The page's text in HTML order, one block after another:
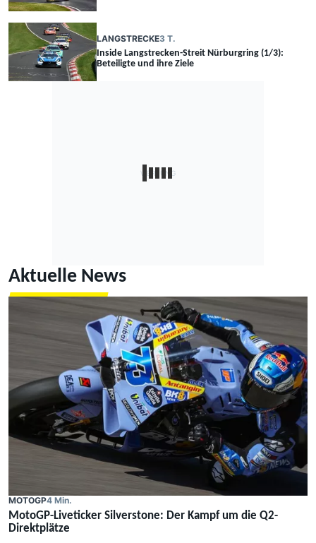
LANGSTRECKE3 T.
Inside Langstrecken-Streit Nürburgring (1/3):
Beteiligte und ihre Ziele
Aktuelle News
MOTOGP4 Min.
MotoGP-Liveticker Silverstone: Der Kampf um die Q2-
Direktplätze